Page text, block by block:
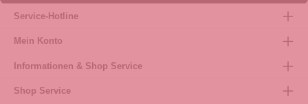
Service-Hotline
Mein Konto
Informationen & Shop Service
Shop Service